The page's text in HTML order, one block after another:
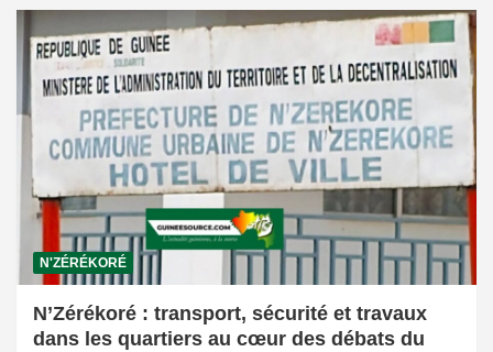
N'ZÉRÉKORÉ
N’Zérékoré : transport, sécurité et travaux
dans les quartiers au cœur des débats du